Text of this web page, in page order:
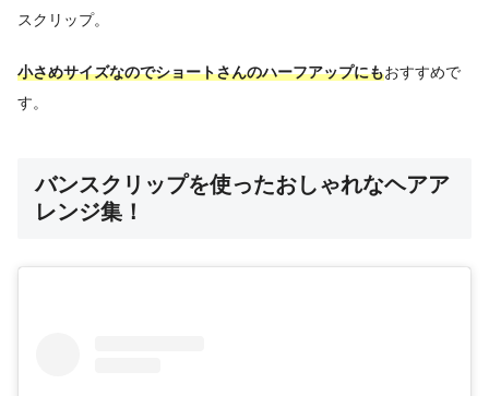
スクリップ。
小さめサイズなのでショートさんのハーフアップにもおすすめで
す。
バンスクリップを使ったおしゃれなヘアア
レンジ集！